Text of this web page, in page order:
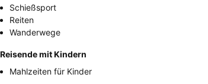
Schießsport
Reiten
Wanderwege
Reisende mit Kindern
Mahlzeiten für Kinder